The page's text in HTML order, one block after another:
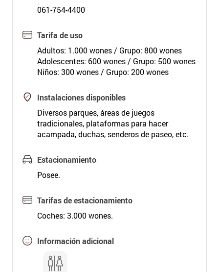
061-754-4400
Tarifa de uso
Adultos: 1.000 wones / Grupo: 800 wones
Adolescentes: 600 wones / Grupo: 500 wones
Niños: 300 wones / Grupo: 200 wones
Instalaciones disponibles
Diversos parques, áreas de juegos
tradicionales, plataformas para hacer
acampada, duchas, senderos de paseo, etc.
Estacionamiento
Posee.
Tarifas de estacionamiento
Coches: 3.000 wones.
Información adicional